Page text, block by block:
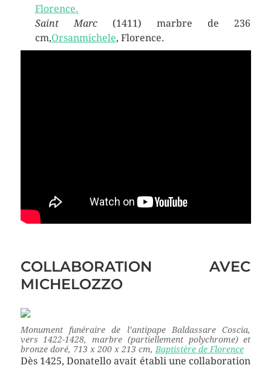
Saint Marc(1411) marbre de 236
cm,Orsanmichele, Florence.
COLLABORATION AVEC
MICHELOZZO
Monument funéraire de l’antipape Baldassare Coscia,
vers 1422-1428, marbre (partiellement polychrome) et
bronze doré, 713 x 200 x 213 cm,Baptistère de Florence
Dès 1425, Donatello avait établi une collaboration